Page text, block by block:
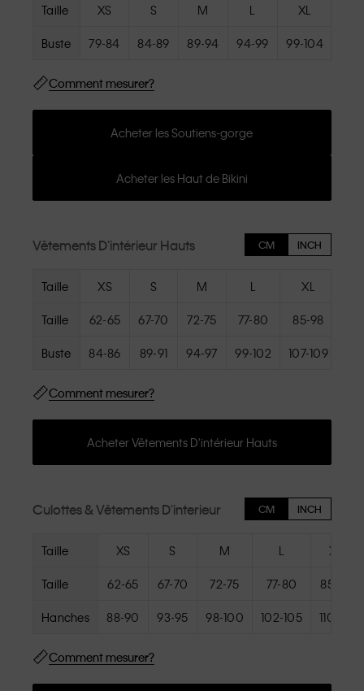
Taille XS S M L XL
Buste 79-84 84-89 89-94 94-99 99-104
Comment mesurer?
Acheter les Soutiens-gorge
Acheter les Haut de Bikini
Vêtements D'intérieur Hauts CM INCH
Taille XS S M L XL
Taille 62-65 67-70 72-75 77-80 85-98
Buste 84-86 89-91 94-97 99-102 107-109
Comment mesurer?
Acheter Vêtements D'intérieur Hauts
Culottes & Vêtements D'interieur CM INCH
Taille XS S M L XL
Taille 62-65 67-70 72-75 77-80 85-98
Hanches 88-90 93-95 98-100 102-105 110-113
Comment mesurer?